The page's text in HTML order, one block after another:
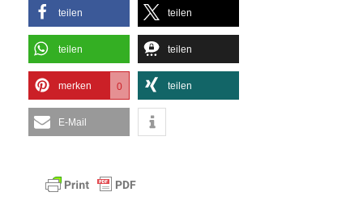
teilen teilen
teilen teilen
merken 0 teilen
E-Mail